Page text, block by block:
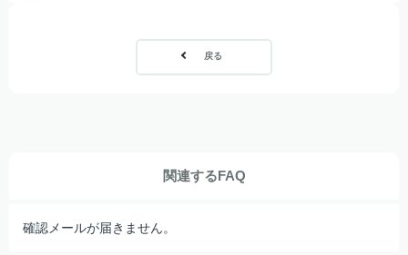
戻る
関連するFAQ
確認メールが届きません。